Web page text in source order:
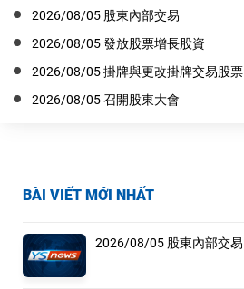
BÀI VIẾT MỚI NHẤT
2026/08/05 股東內部交易
2026/08/05 股東內部交易
2026/08/05 發放股票增長股資
2026/08/05 掛牌與更改掛牌交易股票
2026/08/05 召開股東大會